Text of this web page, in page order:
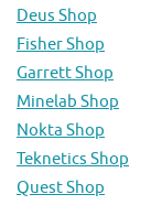
Deus Shop
Fisher Shop
Garrett Shop
Minelab Shop
Nokta Shop
Teknetics Shop
Quest Shop